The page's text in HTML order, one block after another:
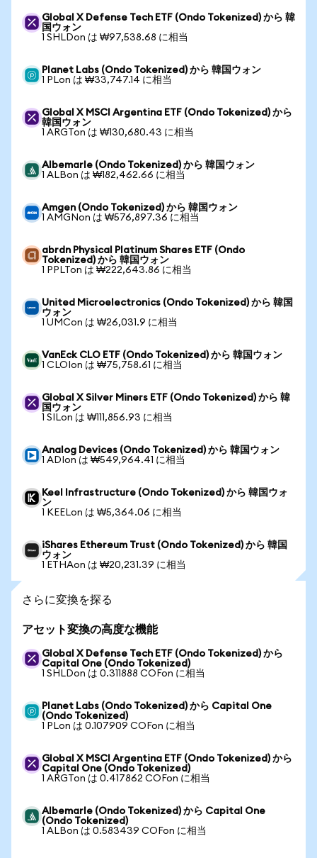
Global X Defense Tech ETF (Ondo Tokenized) から 韓
国ウォン
1 SHLDon は ₩97,538.68 に相当
Planet Labs (Ondo Tokenized) から 韓国ウォン
1 PLon は ₩33,747.14 に相当
Global X MSCI Argentina ETF (Ondo Tokenized) から
韓国ウォン
1 ARGTon は ₩130,680.43 に相当
Albemarle (Ondo Tokenized) から 韓国ウォン
1 ALBon は ₩182,462.66 に相当
Amgen (Ondo Tokenized) から 韓国ウォン
1 AMGNon は ₩576,897.36 に相当
abrdn Physical Platinum Shares ETF (Ondo
Tokenized) から 韓国ウォン
1 PPLTon は ₩222,643.86 に相当
United Microelectronics (Ondo Tokenized) から 韓国
ウォン
1 UMCon は ₩26,031.9 に相当
VanEck CLO ETF (Ondo Tokenized) から 韓国ウォン
1 CLOIon は ₩75,758.61 に相当
Global X Silver Miners ETF (Ondo Tokenized) から 韓
国ウォン
1 SILon は ₩111,856.93 に相当
Analog Devices (Ondo Tokenized) から 韓国ウォン
1 ADIon は ₩549,964.41 に相当
Keel Infrastructure (Ondo Tokenized) から 韓国ウォ
ン
1 KEELon は ₩5,364.06 に相当
iShares Ethereum Trust (Ondo Tokenized) から 韓国
ウォン
1 ETHAon は ₩20,231.39 に相当
さらに変換を探る
アセット変換の高度な機能
Global X Defense Tech ETF (Ondo Tokenized) から
Capital One (Ondo Tokenized)
1 SHLDon は 0.311888 COFon に相当
Planet Labs (Ondo Tokenized) から Capital One
(Ondo Tokenized)
1 PLon は 0.107909 COFon に相当
Global X MSCI Argentina ETF (Ondo Tokenized) から
Capital One (Ondo Tokenized)
1 ARGTon は 0.417862 COFon に相当
Albemarle (Ondo Tokenized) から Capital One
(Ondo Tokenized)
1 ALBon は 0.583439 COFon に相当